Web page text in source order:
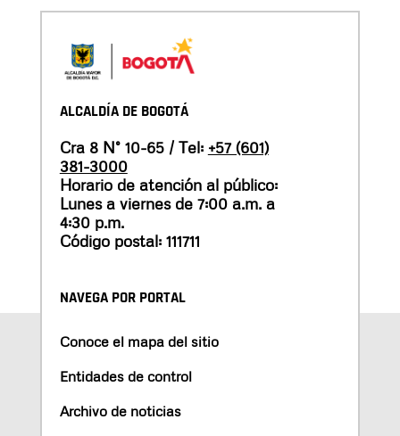
ALCALDÍA DE BOGOTÁ
Cra 8 N° 10-65 / Tel: +57 (601)
381-3000
Horario de atención al público:
Lunes a viernes de 7:00 a.m. a
4:30 p.m.
Código postal: 111711
NAVEGA POR PORTAL
Conoce el mapa del sitio
Entidades de control
Archivo de noticias